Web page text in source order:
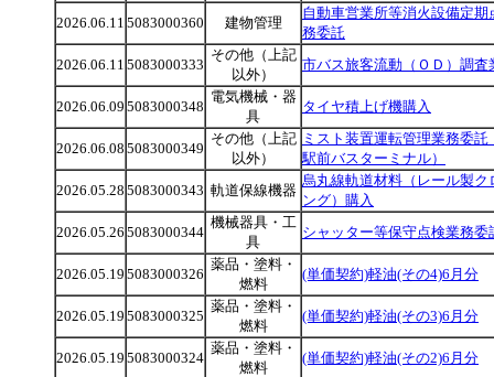
2026.06.11 5083000360 建物管理
自動車営業所等消火設備定期
務委託
2026.06.11 5083000333
その他（上記
以外）
市バス旅客流動（ＯＤ）調査
2026.06.09 5083000348
電気機械・器
具
タイヤ積上げ機購入
2026.06.08 5083000349
その他（上記
以外）
ミスト装置運転管理業務委託
駅前バスターミナル）
2026.05.28 5083000343 軌道保線機器
烏丸線軌道材料（レール製ク
ング）購入
2026.05.26 5083000344
機械器具・工
具
シャッター等保守点検業務委
2026.05.19 5083000326
薬品・塗料・
燃料
(単価契約)軽油(その4)6月分
2026.05.19 5083000325
薬品・塗料・
燃料
(単価契約)軽油(その3)6月分
2026.05.19 5083000324
薬品・塗料・
燃料
(単価契約)軽油(その2)6月分